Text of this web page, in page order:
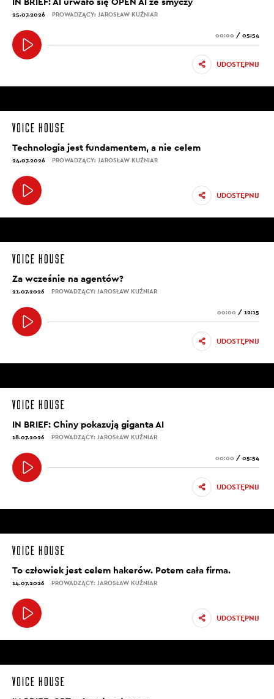
25.07.2026 PROWADZĄCY: JAROSŁAW KUŹNIAR
00:00 / 05:54
UDOSTĘPNIJ
Technologia jest fundamentem, a nie celem
24.07.2026 PROWADZĄCY: JAROSŁAW KUŹNIAR
UDOSTĘPNIJ
Za wcześnie na agentów?
21.07.2026 PROWADZĄCY: JAROSŁAW KUŹNIAR
00:00 / 12:15
UDOSTĘPNIJ
IN BRIEF: Chiny pokazują giganta AI
18.07.2026 PROWADZĄCY: JAROSŁAW KUŹNIAR
00:00 / 05:54
UDOSTĘPNIJ
To człowiek jest celem hakerów. Potem cała firma.
14.07.2026 PROWADZĄCY: JAROSŁAW KUŹNIAR
UDOSTĘPNIJ